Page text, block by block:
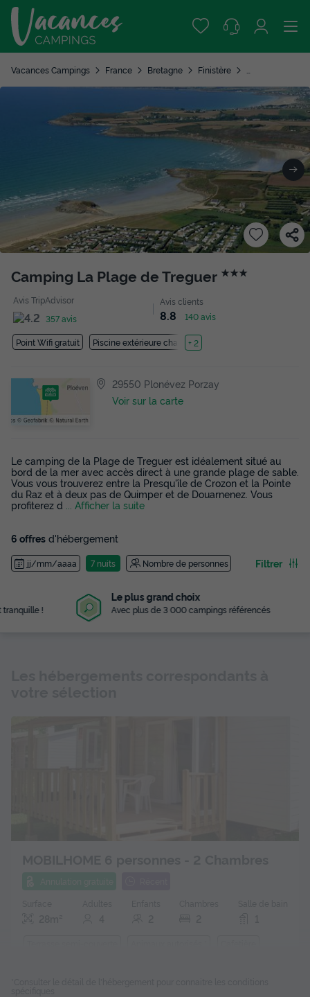
Vacances Campings France Bretagne Finistère
Camping La Plage de Treguer ★★★
Avis TripAdvisor
357 avis
Avis clients
8.8 140 avis
Point Wifi gratuit Piscine extérieure chauffée
+ 2
29550 Plonévez Porzay
Voir sur la carte
Le camping de la Plage de Treguer est idéalement situé au
bord de la mer avec accès direct à une grande plage de sable.
Vous vous trouverez entre la Presqu'île de Crozon et la Pointe
du Raz et à deux pas de Quimper et de Douarnenez. Vous
profiterez d
... Afficher la suite
6 offres d'hébergement
jj/mm/aaaa 7 nuits Nombre de personnes Filtrer
Le plus grand choix
Avec plus de 3 000 campings référencés